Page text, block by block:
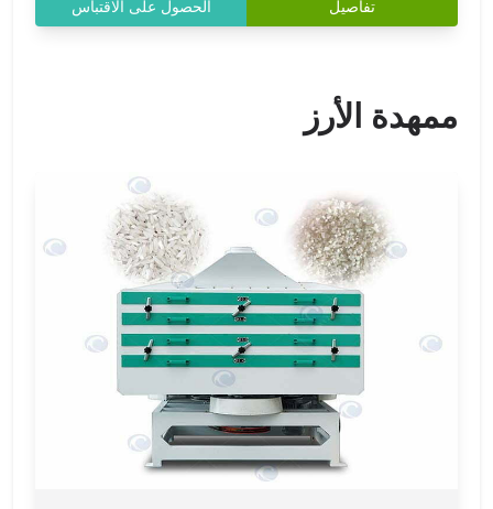
تفاصيل الحصول على الاقتباس
ممهدة الأرز